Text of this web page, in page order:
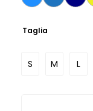
Taglia
S M L